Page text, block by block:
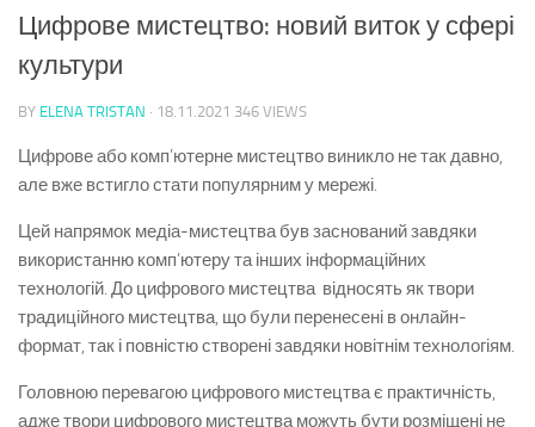
Цифрове мистецтво: новий виток у сфері
культури
BY ELENA TRISTAN · 18.11.2021 346 VIEWS
Цифрове або комп’ютерне мистецтво виникло не так давно,
але вже встигло стати популярним у мережі.
Цей напрямок медіа-мистецтва був заснований завдяки
використанню комп’ютеру та інших інформаційних
технологій. До цифрового мистецтва відносять як твори
традиційного мистецтва, що були перенесені в онлайн-
формат, так і повністю створені завдяки новітнім технологіям.
Головною перевагою цифрового мистецтва є практичність,
адже твори цифрового мистецтва можуть бути розміщені не